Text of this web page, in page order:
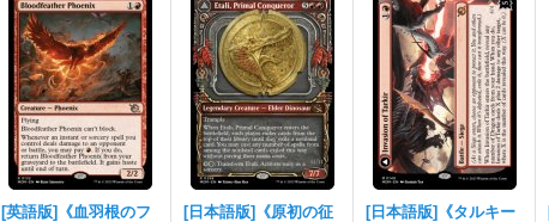
[英語版]《血羽根のフ
[日本語版]《原初の征
[日本語版]《タルキー